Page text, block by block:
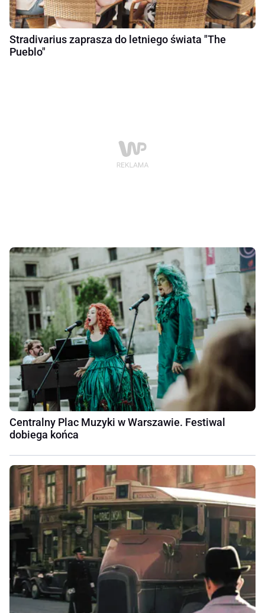
Stradivarius zaprasza do letniego świata "The
Pueblo"
Centralny Plac Muzyki w Warszawie. Festiwal
dobiega końca